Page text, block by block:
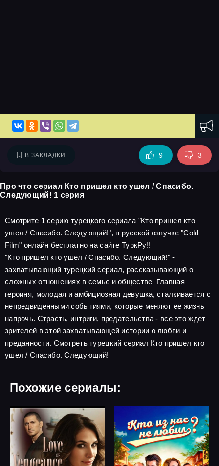
В ЗАКЛАДКИ 9 3
Про что сериал Кто пришел кто ушел / Спасибо.
Следующий! 1 серия
Смотрите 1 серию турецкого сериала "Кто пришел кто
ушел / Спасибо. Следующий!", в русской озвучке "Cold
Film" онлайн бесплатно на сайте ТуркРу!!
"Кто пришел кто ушел / Спасибо. Следующий!" -
захватывающий турецкий сериал, рассказывающий о
сложных отношениях в семье и обществе. Главная
героиня, молодая и амбициозная девушка, сталкивается с
непредвиденными событиями, которые меняют ее жизнь
напрочь. Страсть, интриги, предательства - все это ждет
зрителей в этой захватывающей истории о любви и
преданности. Смотреть турецкий сериал Кто пришел кто
ушел / Спасибо. Следующий!
Похожие сериалы: